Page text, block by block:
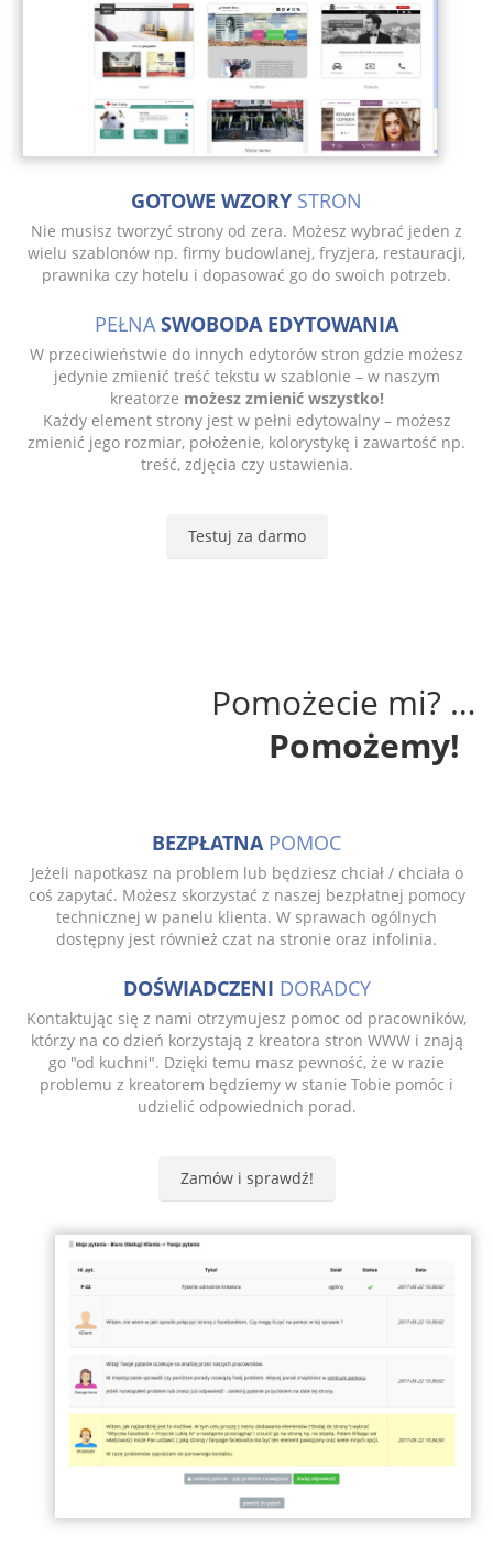
GOTOWE WZORY STRON
Nie musisz tworzyć strony od zera. Możesz wybrać jeden z
wielu szablonów np. firmy budowlanej, fryzjera, restauracji,
prawnika czy hotelu i dopasować go do swoich potrzeb.
PEŁNASWOBODA EDYTOWANIA
W przeciwieństwie do innych edytorów stron gdzie możesz
jedynie zmienić treść tekstu w szablonie – w naszym
kreatorze możesz zmienić wszystko!
Każdy element strony jest w pełni edytowalny – możesz
zmienić jego rozmiar, położenie, kolorystykę i zawartość np.
treść, zdjęcia czy ustawienia.
Testuj za darmo
Pomożecie mi? …
Pomożemy!
BEZPŁATNA POMOC
Jeżeli napotkasz na problem lub będziesz chciał / chciała o
coś zapytać. Możesz skorzystać z naszej bezpłatnej pomocy
technicznej w panelu klienta. W sprawach ogólnych
dostępny jest również czat na stronie oraz infolinia.
DOŚWIADCZENI DORADCY
Kontaktując się z nami otrzymujesz pomoc od pracowników,
którzy na co dzień korzystają z kreatora stron WWW i znają
go "od kuchni". Dzięki temu masz pewność, że w razie
problemu z kreatorem będziemy w stanie Tobie pomóc i
udzielić odpowiednich porad.
Zamów i sprawdź!